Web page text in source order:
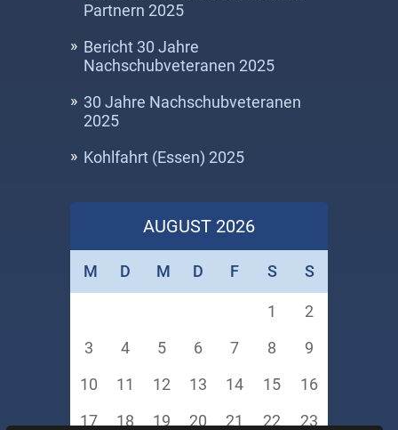
Partnern 2025
Bericht 30 Jahre
Nachschubveteranen 2025
30 Jahre Nachschubveteranen
2025
Kohlfahrt (Essen) 2025
AUGUST 2026
M D M D F S S
1
2
3
4 5 6 7 8
9
10
11 12 13 14 15
16
17
18 19 20 21 22 23